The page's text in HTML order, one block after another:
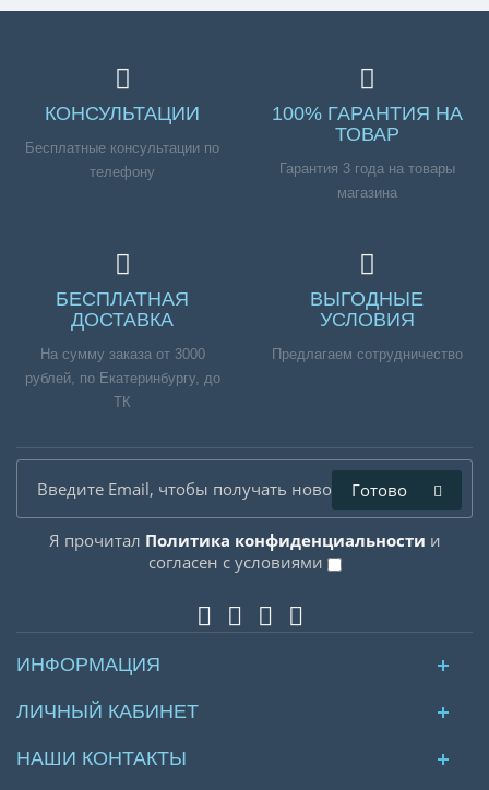
КОНСУЛЬТАЦИИ
Бесплатные консультации по
телефону
100% ГАРАНТИЯ НА
ТОВАР
Гарантия 3 года на товары
магазина
БЕСПЛАТНАЯ
ДОСТАВКА
На сумму заказа от 3000
рублей, по Екатеринбургу, до
ТК
ВЫГОДНЫЕ
УСЛОВИЯ
Предлагаем сотрудничество
Я прочитал Политика конфиденциальности и
согласен с условиями
Готово
ИНФОРМАЦИЯ
ЛИЧНЫЙ КАБИНЕТ
НАШИ КОНТАКТЫ